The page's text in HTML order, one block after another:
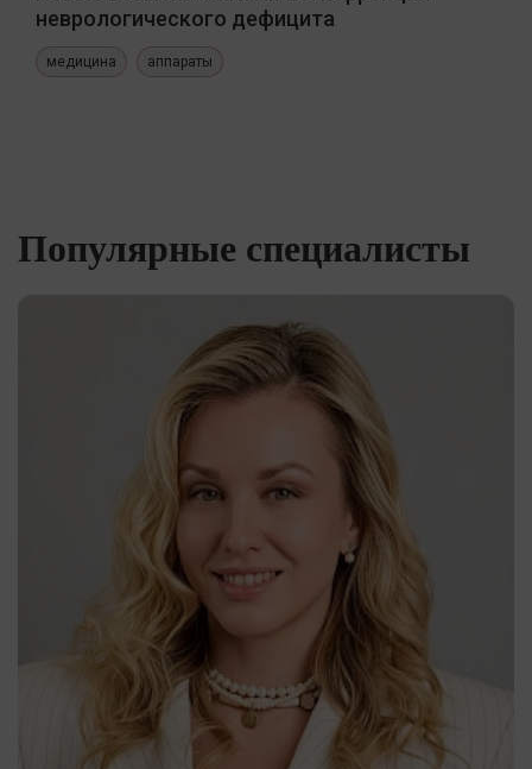
неврологического дефицита
медицина аппараты
Популярные специалисты